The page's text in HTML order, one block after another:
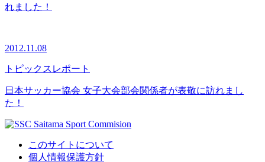
れました！
2012.11.08
トピックス レポート
日本サッカー協会 女子大会部会関係者が表敬に訪れまし
た！
このサイトについて
個人情報保護方針